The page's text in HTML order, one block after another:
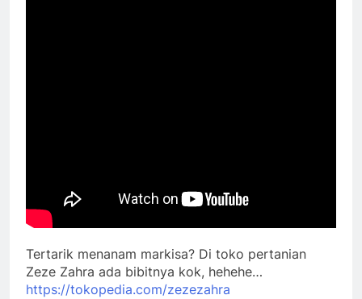
Tertarik menanam markisa? Di toko pertanian
Zeze Zahra ada bibitnya kok, hehehe…
https://tokopedia.com/zezezahra